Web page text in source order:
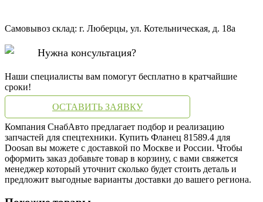
Самовывоз склад: г. Люберцы, ул. Котельническая, д. 18а
Нужна консультация?
Наши специалисты вам помогут бесплатно в кратчайшие
сроки!
ОСТАВИТЬ ЗАЯВКУ
Компания СнабАвто предлагает подбор и реализацию
запчастей для спецтехники. Купить Фланец 81589.4 для
Doosan вы можете с доставкой по Москве и России. Чтобы
оформить заказ добавьте товар в корзину, с вами свяжется
менеджер который уточнит сколько будет стоить деталь и
предложит выгодные варианты доставки до вашего региона.